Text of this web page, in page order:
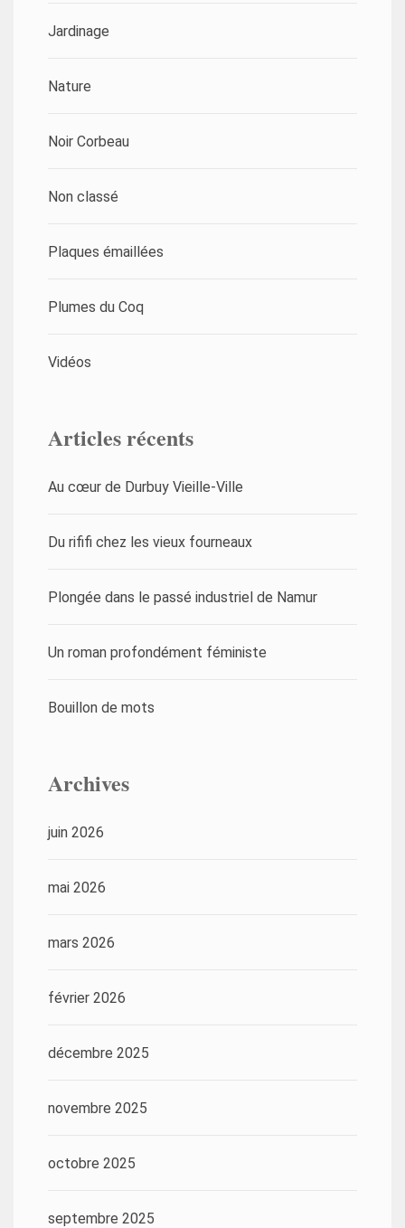
Jardinage
Nature
Noir Corbeau
Non classé
Plaques émaillées
Plumes du Coq
Vidéos
Articles récents
Au cœur de Durbuy Vieille-Ville
Du rififi chez les vieux fourneaux
Plongée dans le passé industriel de Namur
Un roman profondément féministe
Bouillon de mots
Archives
juin 2026
mai 2026
mars 2026
février 2026
décembre 2025
novembre 2025
octobre 2025
septembre 2025